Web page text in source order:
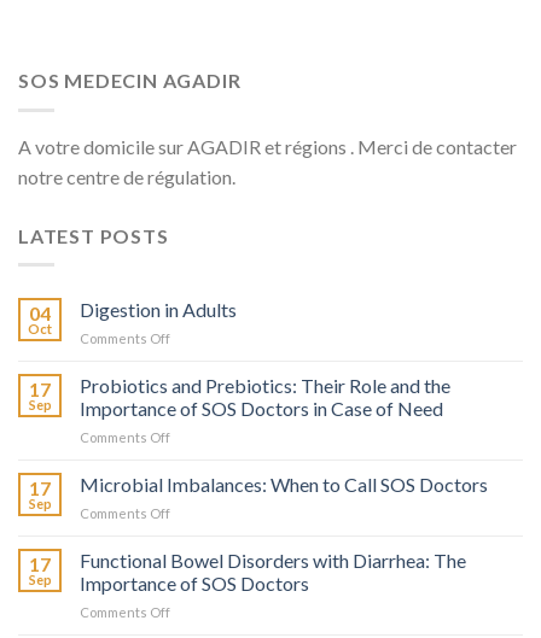
SOS MEDECIN AGADIR
A votre domicile sur AGADIR et régions . Merci de contacter
notre centre de régulation.
LATEST POSTS
04
Oct
Digestion in Adults
Comments Offon
Digestion
l’Adulte
17
Sep
Probiotics and Prebiotics: Their Role and the
Importance of SOS Doctors in Case of Need
Comments Offon
et
Rôle
et
17
Sep
Microbial Imbalances: When to Call SOS Doctors
Comments Offon
Microbiens
Quand
Faire
17
Sep
Functional Bowel Disorders with Diarrhea: The
Importance of SOS Doctors
Comments Offon